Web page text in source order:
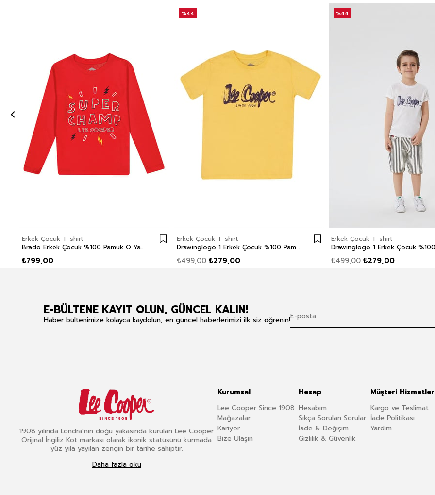
Erkek Çocuk T-shirt
Brado Erkek Çocuk %100 Pamuk O Yaka Uzun Kol T-Shirt Kırmızı
₺799,00
Erkek Çocuk T-shirt
Drawinglogo 1 Erkek Çocuk %100 Pamuk O Yaka T-Shirt Sarı
₺279,00
₺499,00
%44
Erkek Çocuk T-shirt
₺279,00
₺499,00
%44
E-BÜLTENE KAYIT OLUN, GÜNCEL KALIN!
Haber bültenimize kolayca kaydolun, en güncel haberlerimizi ilk siz öğrenin!
1908 yılında Londra’nın doğu yakasında kurulan Lee Cooper
Orijinal İngiliz Kot markası olarak ikonik statüsünü kurmada
yüz yıla yayılan zengin bir tarihe sahiptir.
Daha fazla oku
Kurumsal
Lee Cooper Since 1908
Mağazalar
Kariyer
Bize Ulaşın
Hesap
Hesabım
Sıkça Sorulan Sorular
İade & Değişim
Gizlilik & Güvenlik
Müşteri
Kargo ve Teslimat
İade Politikası
Yardım